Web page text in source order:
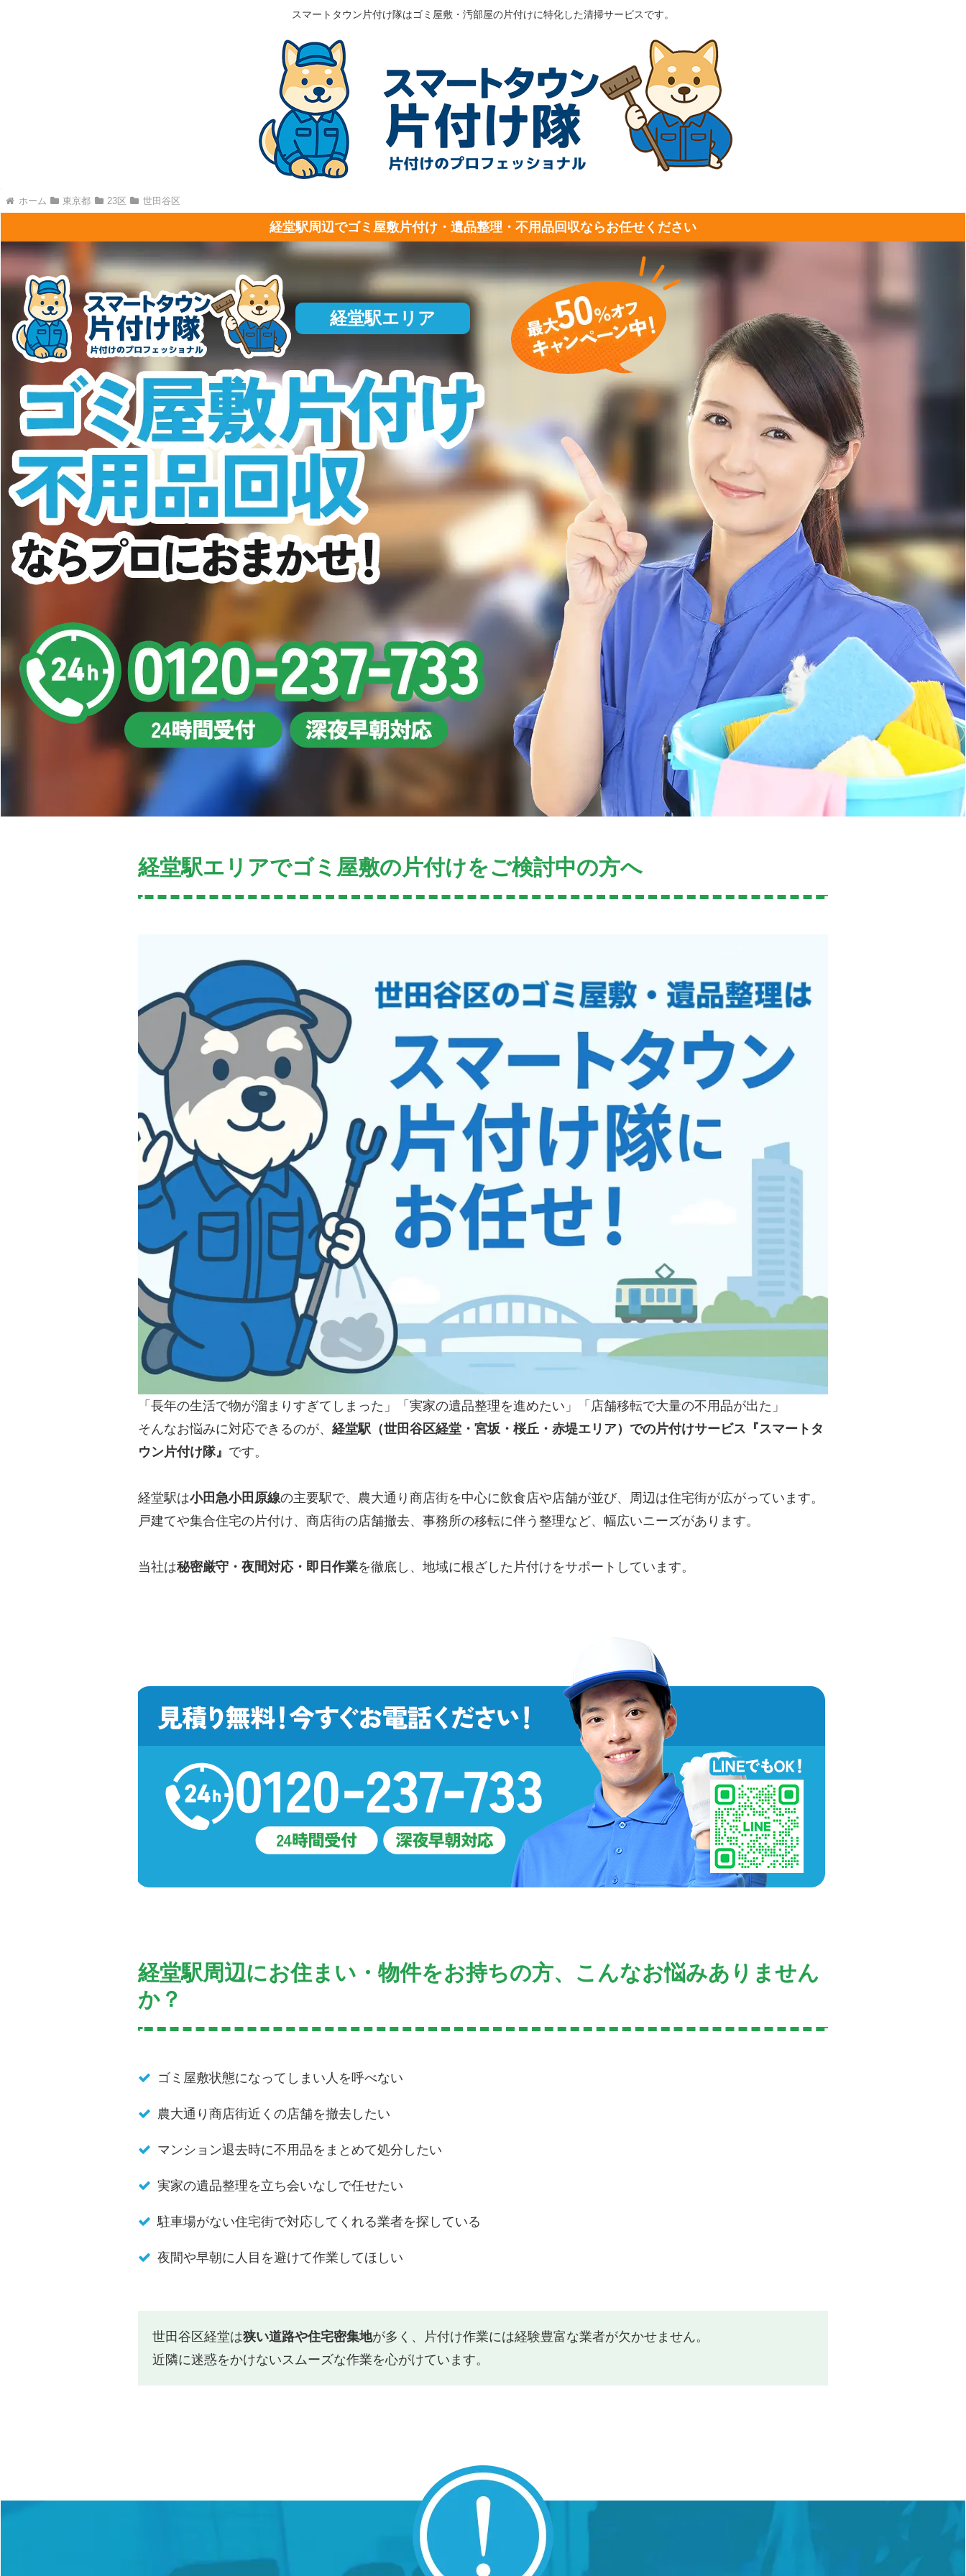
スマートタウン片付け隊はゴミ屋敷・汚部屋の片付けに特化した清掃サービスです。
ホーム 東京都 23区 世田谷区
経堂駅周辺でゴミ屋敷片付け・遺品整理・不用品回収ならお任せください
経堂駅エリア
経堂駅エリアでゴミ屋敷の片付けをご検討中の方へ
「長年の生活で物が溜まりすぎてしまった」「実家の遺品整理を進めたい」「店舗移転で大量の不用品が出た」
そんなお悩みに対応できるのが、 経堂駅（世田谷区経堂・宮坂・桜丘・赤堤エリア）での片付けサービス『スマートタ
ウン片付け隊』 です。
経堂駅は小田急小田原線の主要駅で、農大通り商店街を中心に飲食店や店舗が並び、周辺は住宅街が広がっています。
戸建てや集合住宅の片付け、商店街の店舗撤去、事務所の移転に伴う整理など、幅広いニーズがあります。
当社は秘密厳守・夜間対応・即日作業を徹底し、地域に根ざした片付けをサポートしています。
経堂駅周辺にお住まい・物件をお持ちの方、こんなお悩みありません
か？
ゴミ屋敷状態になってしまい人を呼べない
農大通り商店街近くの店舗を撤去したい
マンション退去時に不用品をまとめて処分したい
実家の遺品整理を立ち会いなしで任せたい
駐車場がない住宅街で対応してくれる業者を探している
夜間や早朝に人目を避けて作業してほしい
世田谷区経堂は狭い道路や住宅密集地が多く、片付け作業には経験豊富な業者が欠かせません。
近隣に迷惑をかけないスムーズな作業を心がけています。